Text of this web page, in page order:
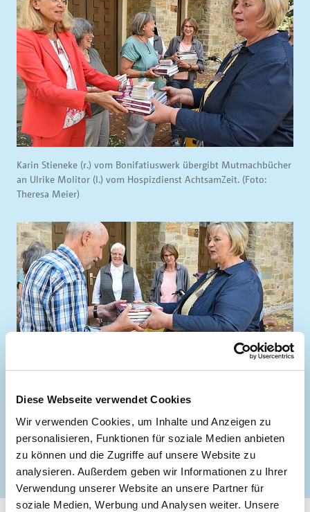
Diese Webseite verwendet Cookies
Wir verwenden Cookies, um Inhalte und Anzeigen zu
personalisieren, Funktionen für soziale Medien anbieten
zu können und die Zugriffe auf unsere Website zu
analysieren. Außerdem geben wir Informationen zu Ihrer
Verwendung unserer Website an unsere Partner für
soziale Medien, Werbung und Analysen weiter. Unsere
Karin Stieneke (r.) vom Bonifatiuswerk übergibt Mutmachbücher
an Ulrike Molitor (l.) vom Hospizdienst AchtsamZeit. (Foto:
Theresa Meier)
Dieter Päschke (Ehrenamtlicher) nimmt gerne die
Mutmachbücher von Karin Stieneke (Bonifatiuswerk) in
Empfang. (Foto: Theresa Meier)